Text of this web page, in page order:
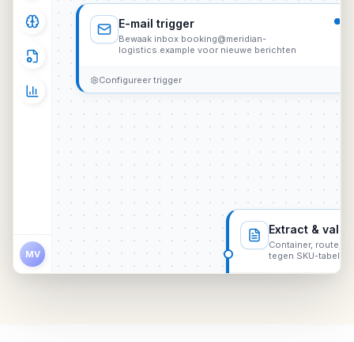
MV
E-mail trigger
Bewaak inbox booking@meridian-
logistics.example voor nieuwe berichten
Configureer trigger
Extract &
Container, route,
tegen SKU-tabel